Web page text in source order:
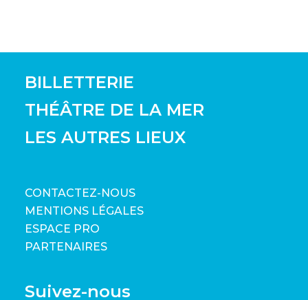
BILLETTERIE
THÉÂTRE DE LA MER
LES AUTRES LIEUX
CONTACTEZ-NOUS
MENTIONS LÉGALES
ESPACE PRO
PARTENAIRES
Suivez-nous